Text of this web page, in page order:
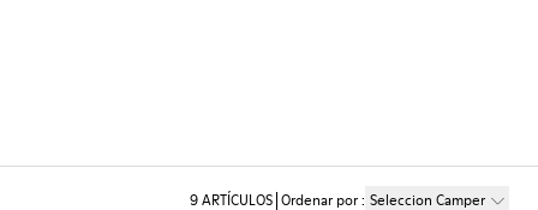
9ARTÍCULOS Ordenar por: Seleccion Camper